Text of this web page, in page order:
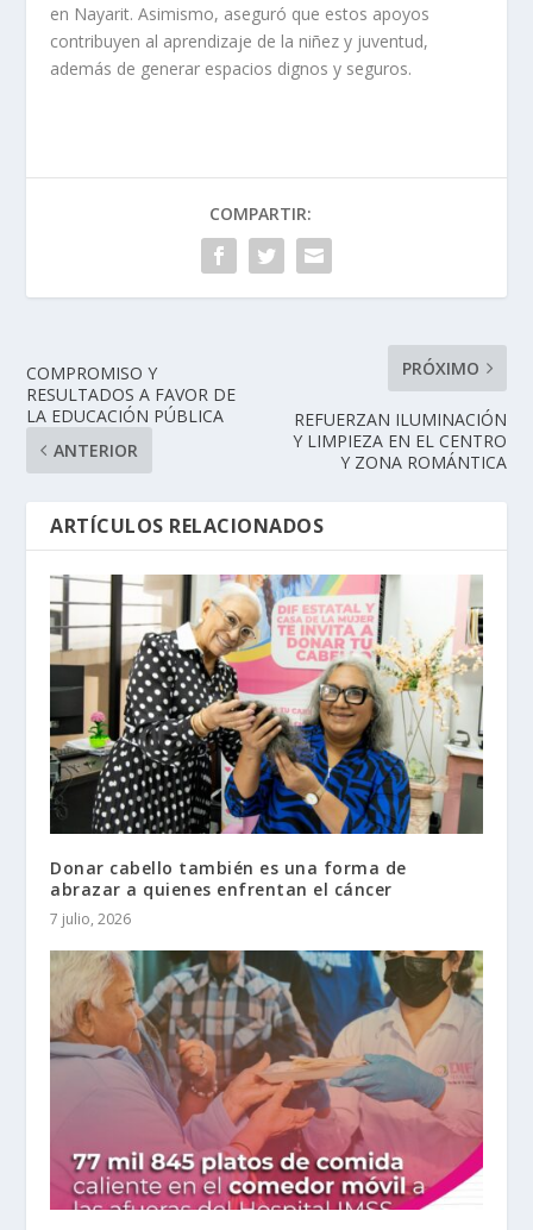
en Nayarit. Asimismo, aseguró que estos apoyos
contribuyen al aprendizaje de la niñez y juventud,
además de generar espacios dignos y seguros.
COMPARTIR:
COMPROMISO Y
RESULTADOS A FAVOR DE
LA EDUCACIÓN PÚBLICA
ANTERIOR
PRÓXIMO
REFUERZAN ILUMINACIÓN
Y LIMPIEZA EN EL CENTRO
Y ZONA ROMÁNTICA
ARTÍCULOS RELACIONADOS
Donar cabello también es una forma de
abrazar a quienes enfrentan el cáncer
7 julio, 2026